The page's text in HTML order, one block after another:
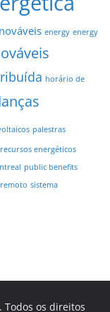
energy energy
horário de
palestras
energéticos
public benefits
sistema
. Todos os direitos